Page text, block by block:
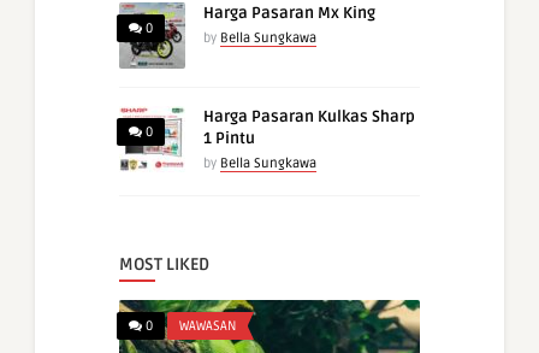
0
Harga Pasaran Mx King
by Bella Sungkawa
0
Harga Pasaran Kulkas Sharp
1 Pintu
by Bella Sungkawa
MOST LIKED
0 WAWASAN